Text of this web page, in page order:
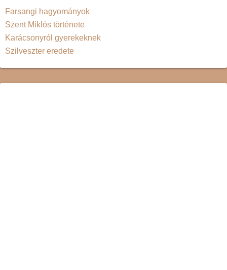
Farsangi hagyományok
Szent Miklós története
Karácsonyról gyerekeknek
Szilveszter eredete